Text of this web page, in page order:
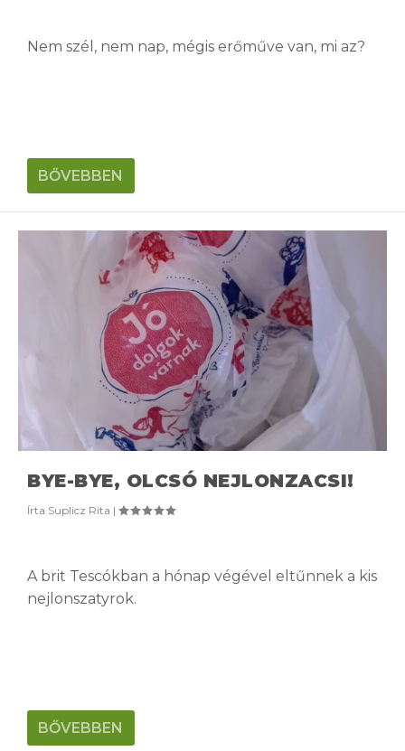
Nem szél, nem nap, mégis erőműve van, mi az?
BŐVEBBEN
BYE-BYE, OLCSÓ NEJLONZACSI!
Írta Suplicz Rita |
A brit Tescókban a hónap végével eltűnnek a kis
nejlonszatyrok.
BŐVEBBEN